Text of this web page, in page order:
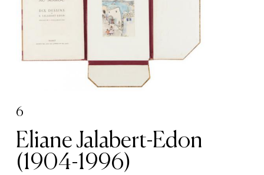
6
Eliane Jalabert-Edon
(1904-1996)